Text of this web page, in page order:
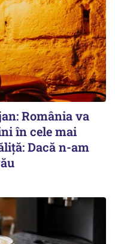
România va
în cele mai
Dacă n-am